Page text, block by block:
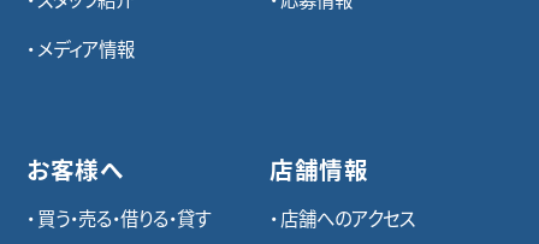
メディア情報
お客様へ
買う・売る・借りる・貸す
店舗情報
店舗へのアクセス